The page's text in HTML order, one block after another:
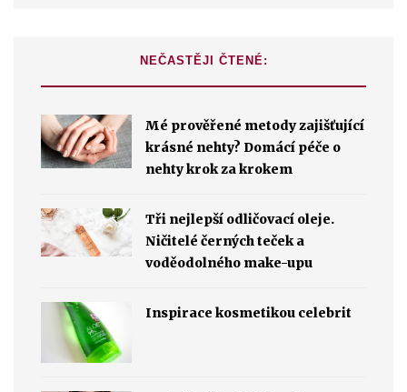
NEČASTĚJI ČTENÉ:
Mé prověřené metody zajišťující
krásné nehty? Domácí péče o
nehty krok za krokem
Tři nejlepší odličovací oleje.
Ničitelé černých teček a
voděodolného make-upu
Inspirace kosmetikou celebrit